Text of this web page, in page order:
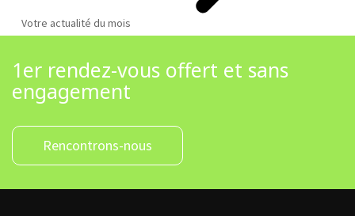
Votre actualité du mois
1er rendez-vous offert et sans
engagement
Rencontrons-nous